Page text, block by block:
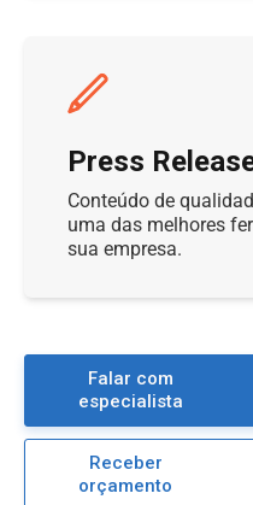
Press
Conteúdo de
uma das melhores
sua empresa.
Falar com
especialista
Receber
orçamento